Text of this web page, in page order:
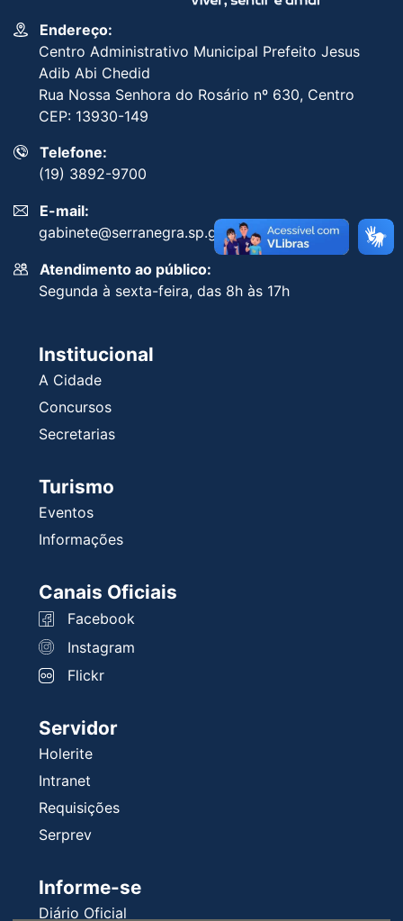
Endereço:
Centro Administrativo Municipal Prefeito Jesus
Adib Abi Chedid
Rua Nossa Senhora do Rosário nº 630, Centro
CEP: 13930-149
Telefone:
(19) 3892-9700
E-mail:
gabinete@serranegra.sp.gov.br
Atendimento ao público:
Segunda à sexta-feira, das 8h às 17h
Institucional
A Cidade
Concursos
Secretarias
Turismo
Eventos
Informações
Canais Oficiais
Facebook
Instagram
Flickr
Servidor
Holerite
Intranet
Requisições
Serprev
Informe-se
Diário Oficial